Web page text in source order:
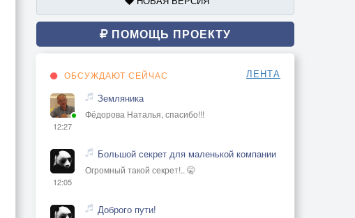
ПОМОЩЬ ПРОЕКТУ
ОБСУЖДАЮТ СЕЙЧАС ЛЕНТА
12:27
Земляника
Фёдорова Наталья, спасибо!!!
12:05
Большой секрет для маленькой компании
Огромный такой секрет!.. 🤫
Доброго пути!